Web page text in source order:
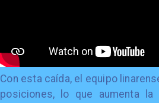
​Con esta caída, el equipo
posiciones, lo que aumenta